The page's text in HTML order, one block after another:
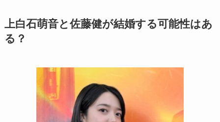
上白石萌音と佐藤健が結婚する可能性はあ
る？